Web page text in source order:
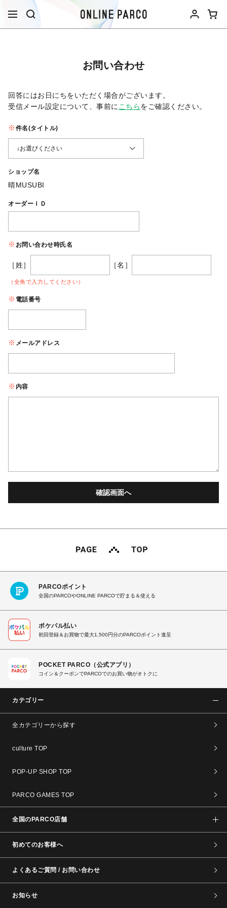
お問い合わせ
回答にはお日にちをいただく場合がございます。
受信メール設定について、事前に こちらをご確認ください。​
件名(タイトル)
ショップ名
晴MUSUBI
オーダーＩＤ
お問い合わせ時氏名
［姓］ ［名］
（全角で入力してください）
電話番号
メールアドレス
内容
PARCOポイント
全国のPARCOやONLINE PARCOで貯まる＆使える
ポケパル払い
初回登録＆お買物で最大1,500円分のPARCOポイント進呈
POCKET PARCO（公式アプリ）
コイン＆クーポンでPARCOでのお買い物がオトクに
カテゴリー
全カテゴリーから探す
culture TOP
POP-UP SHOP TOP
PARCO GAMES TOP
全国のPARCO店舗
初めてのお客様へ
よくあるご質問 / お問い合わせ
お知らせ